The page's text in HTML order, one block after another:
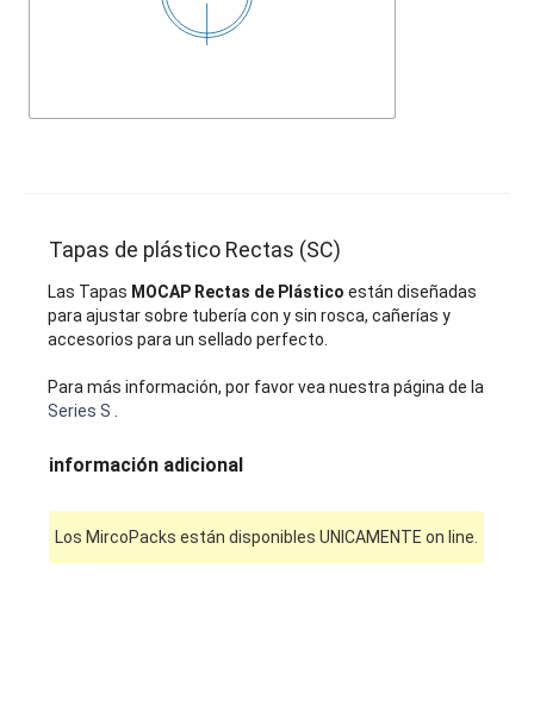
Tapas de plástico Rectas (SC)
Las Tapas MOCAP Rectas de Plástico están diseñadas
para ajustar sobre tubería con y sin rosca, cañerías y
accesorios para un sellado perfecto.
Para más información, por favor vea nuestra página de la
Series S
información adicional
Los MircoPacks están disponibles UNICAMENTE on line.